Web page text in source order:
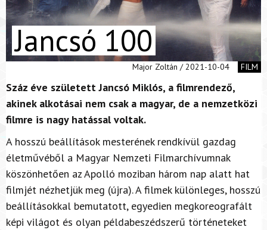
Jancsó 100
Major Zoltán / 2021-10-04 FILM
Száz éve született Jancsó Miklós, a filmrendező,
akinek alkotásai nem csak a magyar, de a nemzetközi
filmre is nagy hatással voltak.
A hosszú beállítások mesterének rendkívül gazdag
életművéből a Magyar Nemzeti Filmarchívumnak
köszönhetően az Apolló moziban három nap alatt hat
filmjét nézhetjük meg (újra). A filmek különleges, hosszú
beállításokkal bemutatott, egyedien megkoreografált
képi világot és olyan példabeszédszerű történeteket